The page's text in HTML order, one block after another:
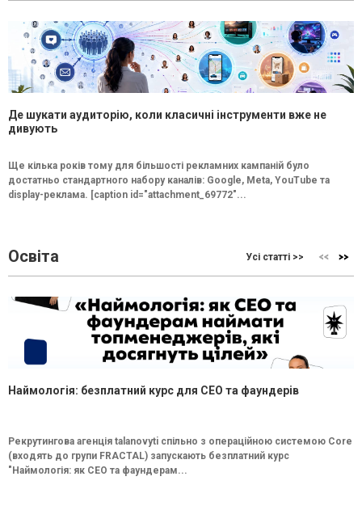
Де шукати аудиторію, коли класичні інструменти вже не
дивують
Ще кілька років тому для більшості рекламних кампаній було
достатньо стандартного набору каналів: Google, Meta, YouTube та
display-реклама. [caption id="attachment_69772"...
Освіта Усі статті >>
Наймологія: безплатний курс для CEO та фаундерів
Рекрутингова агенція talanovyti спільно з операційною системою Core
(входять до групи FRACTAL) запускають безплатний курс
"Наймологія: як СEO та фаундерам...